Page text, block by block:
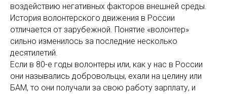
воздействию негативных факторов внешней среды.
История волонтерского движения в России
отличается от зарубежной. Понятие «волонтер»
сильно изменилось за последние несколько
десятилетий.
Если в 80-е годы волонтеры или, как у нас в России
они назывались добровольцы, ехали на целину или
БАМ, то они получали за свою работу зарплату, и